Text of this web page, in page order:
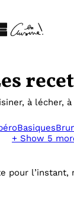
à lécher,
Basiques
+ Show 5
pour l’instant,